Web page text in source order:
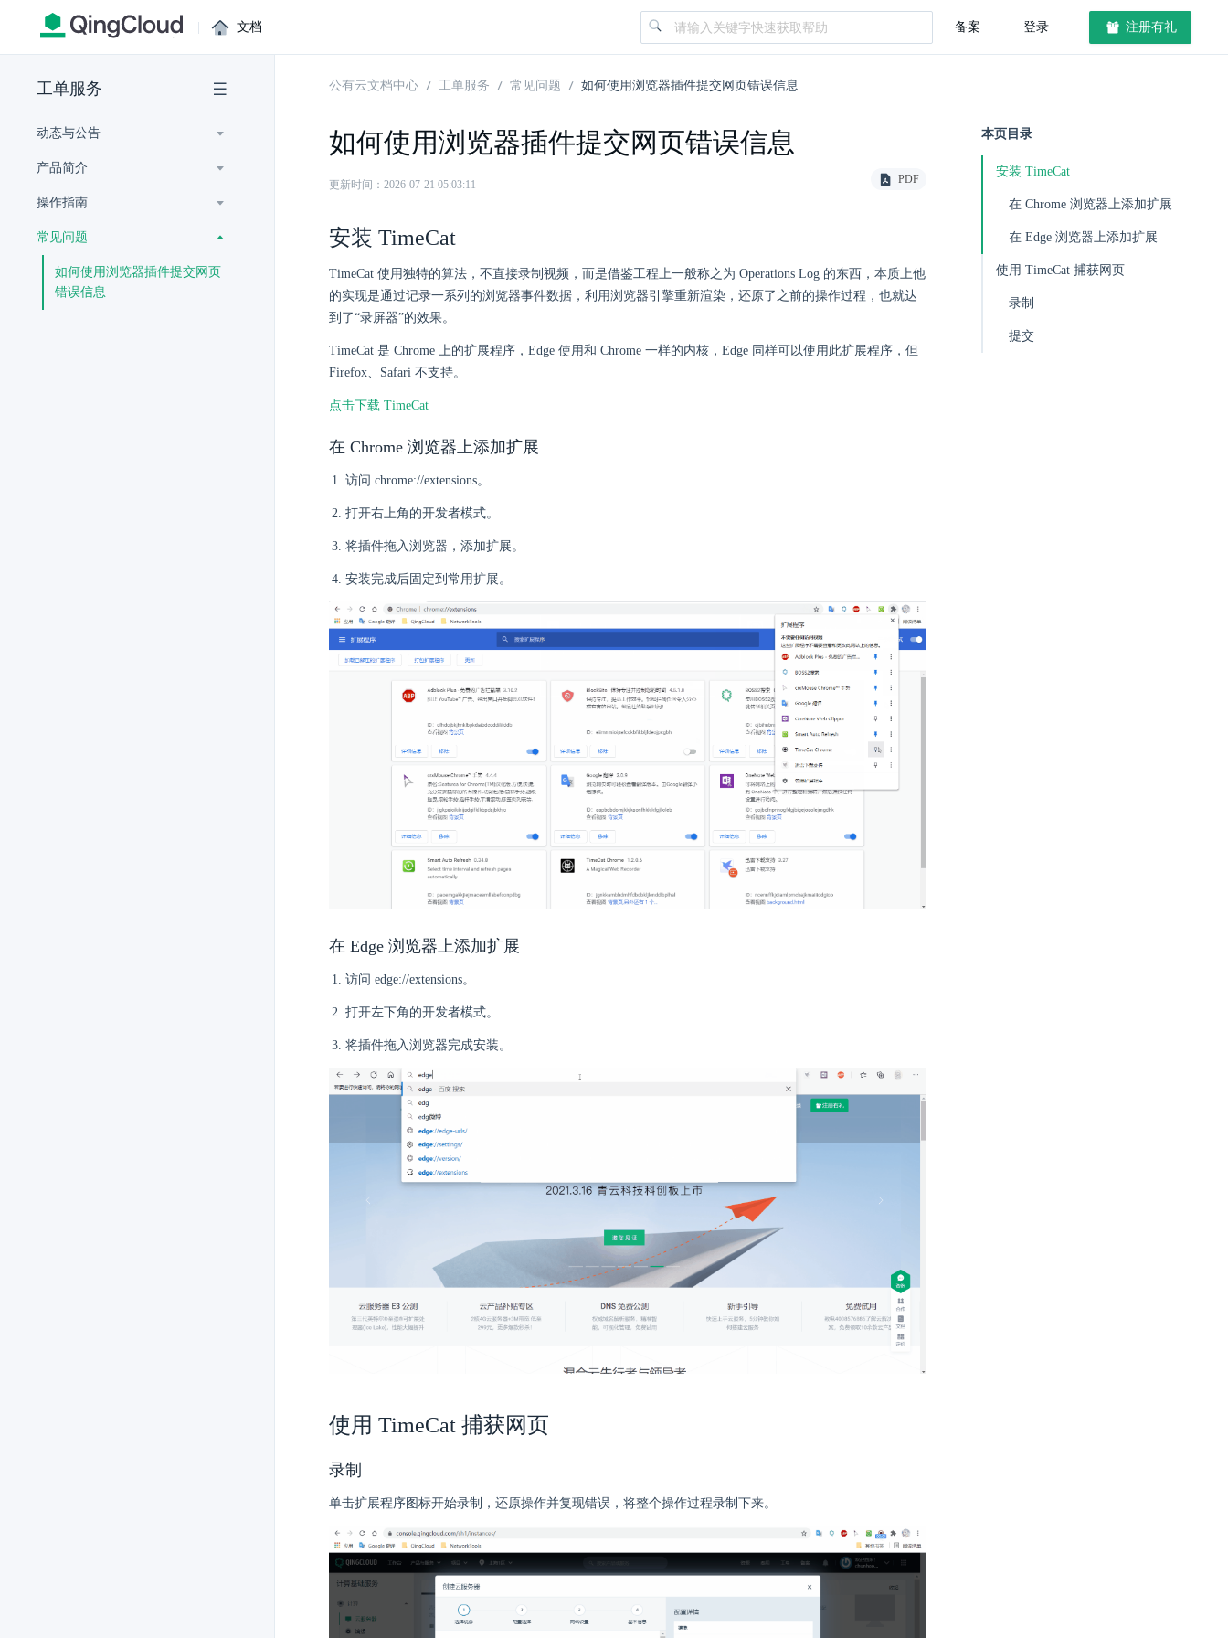
| 文档 备案 登录 注册有礼
工单服务
动态与公告
产品简介
操作指南
常见问题
如何使用浏览器插件提交网页
错误信息
公有云文档中心 工单服务 常见问题 如何使用浏览器插件提交网页错误信息
如何使用浏览器插件提交网页错误信息
更新时间：2026-07-21 05:03:11 PDF
安装 TimeCat
TimeCat 使用独特的算法，不直接录制视频，而是借鉴工程上一般称之为 Operations Log 的东西，本质上他
的实现是通过记录一系列的浏览器事件数据，利用浏览器引擎重新渲染，还原了之前的操作过程，也就达
到了“录屏器”的效果。
TimeCat 是 Chrome 上的扩展程序，Edge 使用和 Chrome 一样的内核，Edge 同样可以使用此扩展程序，但
Firefox、Safari 不支持。
点击下载 TimeCat
在 Chrome 浏览器上添加扩展
访问 chrome://extensions。
打开右上角的开发者模式。
将插件拖入浏览器，添加扩展。
安装完成后固定到常用扩展。
在 Edge 浏览器上添加扩展
访问 edge://extensions。
打开左下角的开发者模式。
将插件拖入浏览器完成安装。
使用 TimeCat 捕获网页
录制
单击扩展程序图标开始录制，还原操作并复现错误，将整个操作过程录制下来。
本页目录
安装 TimeCat
在 Chrome 浏览器上添加扩展
在 Edge 浏览器上添加扩展
使用 TimeCat 捕获网页
录制
提交